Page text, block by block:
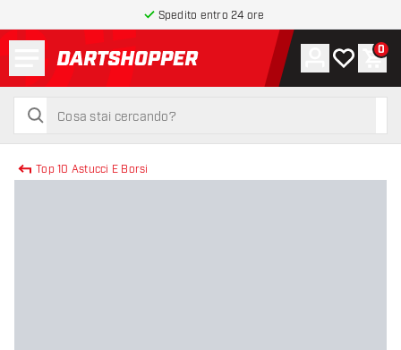
Spedito entro 24 ore
torna alla home page
cerca
cerca
Account
La mia0
Top 10 Astucci E Borsi